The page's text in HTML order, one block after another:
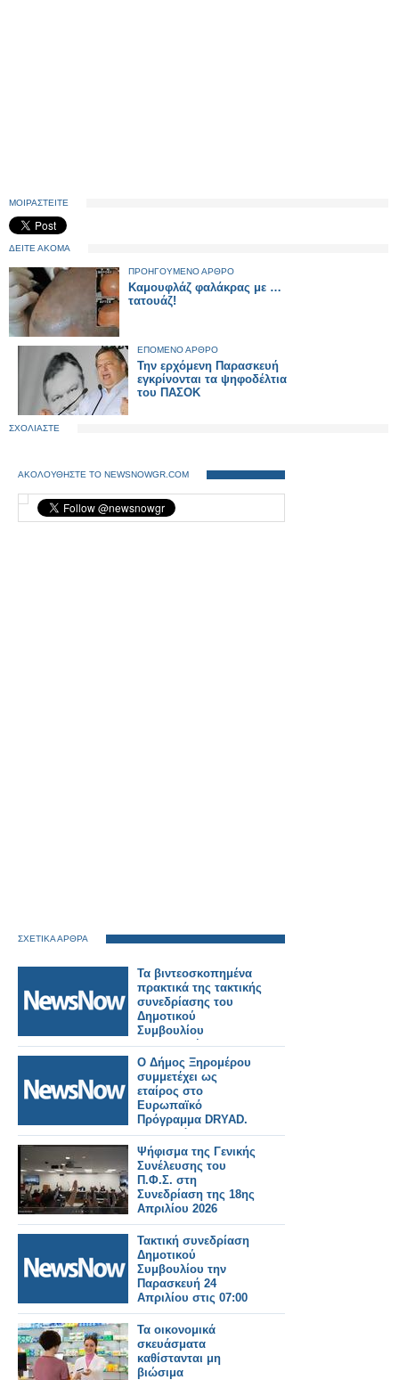
ΜΟΙΡΑΣΤΕΙΤΕ
ΔΕΙΤΕ ΑΚΟΜΑ
ΠΡΟΗΓΟΥΜΕΝΟ ΑΡΘΡΟ
Καμουφλάζ φαλάκρας με …
τατουάζ!
ΕΠΟΜΕΝΟ ΑΡΘΡΟ
Την ερχόμενη Παρασκευή
εγκρίνονται τα ψηφοδέλτια
του ΠΑΣΟΚ
ΣΧΟΛΙΑΣΤΕ
ΑΚΟΛΟΥΘΗΣΤΕ ΤΟ NEWSNOWGR.COM
ΣΧΕΤΙΚΑ ΑΡΘΡΑ
Τα βιντεοσκοπημένα
πρακτικά της τακτικής
συνεδρίασης του
Δημοτικού
Συμβουλίου
Παρασκευή 24
Απριλίου 2026.
Ο Δήμος Ξηρομέρου
συμμετέχει ως
εταίρος στο
Ευρωπαϊκό
Πρόγραμμα DRYAD.
Στο Ξηρόμερο θα
πραγματοποιηθεί η
επίδειξη DR5 την
Παρασκευή 24
Απριλίου.
Ψήφισμα της Γενικής
Συνέλευσης του
Π.Φ.Σ. στη
Συνεδρίαση της 18ης
Απριλίου 2026
Τακτική συνεδρίαση
Δημοτικού
Συμβουλίου την
Παρασκευή 24
Απριλίου στις 07:00
μ.μ.
Τα οικονομικά
σκευάσματα
καθίστανται μη
βιώσιμα